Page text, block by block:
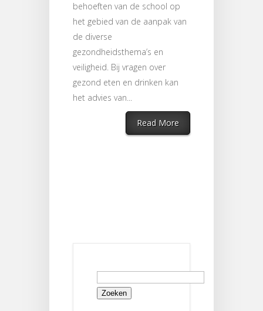
behoeften van de school op
het gebied van de aanpak van
de diverse
gezondheidsthema’s en
veiligheid. Bij vragen over
gezond eten en drinken kan
het advies van...
Read More
Zoeken